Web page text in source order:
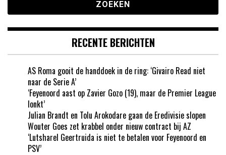
RECENTE BERICHTEN
AS Roma gooit de handdoek in de ring: ‘Givairo Read niet
naar de Serie A’
‘Feyenoord aast op Zavier Gozo (19), maar de Premier League
lonkt’
Julian Brandt en Tolu Arokodare gaan de Eredivisie slopen
Wouter Goes zet krabbel onder nieuw contract bij AZ
‘Lutsharel Geertruida is niet te betalen voor Feyenoord en
PSV’